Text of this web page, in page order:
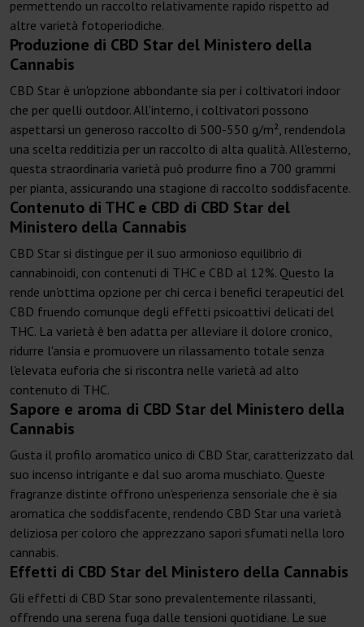
permettendo un raccolto relativamente rapido rispetto ad
altre varietà fotoperiodiche.
Produzione di CBD Star del Ministero della
Cannabis
CBD Star è un'opzione abbondante sia per i coltivatori indoor
che per quelli outdoor. All'interno, i coltivatori possono
aspettarsi un generoso raccolto di 500-550 g/m², rendendola
una scelta redditizia per un raccolto di alta qualità. All'esterno,
questa straordinaria varietà può produrre fino a 700 grammi
per pianta, assicurando una stagione di raccolto soddisfacente.
Contenuto di THC e CBD di CBD Star del
Ministero della Cannabis
CBD Star si distingue per il suo armonioso equilibrio di
cannabinoidi, con contenuti di THC e CBD al 12%. Questo la
rende un'ottima opzione per chi cerca i benefici terapeutici del
CBD fruendo comunque degli effetti psicoattivi delicati del
THC. La varietà è ben adatta per alleviare il dolore cronico,
ridurre l'ansia e promuovere un rilassamento totale senza
l'elevata euforia che si riscontra nelle varietà ad alto
contenuto di THC.
Sapore e aroma di CBD Star del Ministero della
Cannabis
Gusta il profilo aromatico unico di CBD Star, caratterizzato dal
suo incenso intrigante e dal suo aroma muschiato. Queste
fragranze distinte offrono un'esperienza sensoriale che è sia
aromatica che soddisfacente, rendendo CBD Star una varietà
deliziosa per coloro che apprezzano sapori sfumati nella loro
cannabis.
Effetti di CBD Star del Ministero della Cannabis
Gli effetti di CBD Star sono prevalentemente rilassanti,
offrendo una serena fuga dalle tensioni quotidiane. Le sue